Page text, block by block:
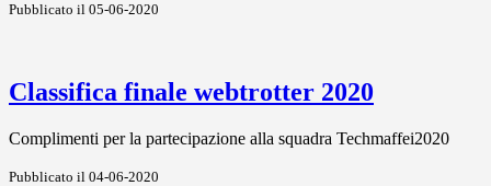
Pubblicato il 05-06-2020
Classifica finale webtrotter 2020
Complimenti per la partecipazione alla squadra Techmaffei2020
Pubblicato il 04-06-2020